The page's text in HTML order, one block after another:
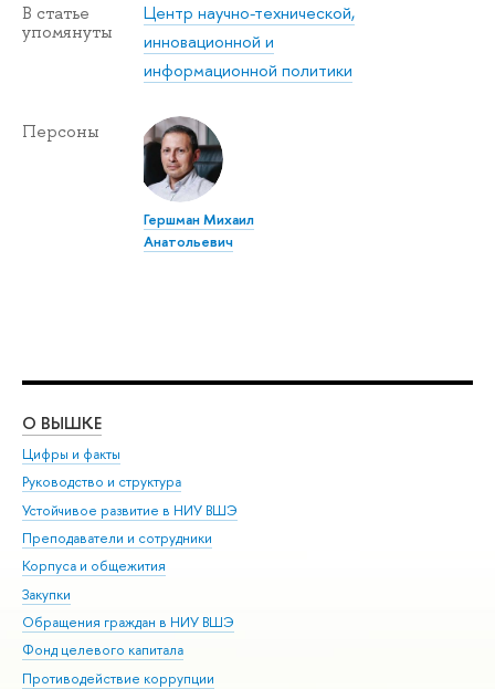
В статье
упомянуты
Центр научно-технической,
инновационной и
информационной политики
Персоны
Гершман Михаил
Анатольевич
О ВЫШКЕ
Цифры и факты
Руководство и структура
Устойчивое развитие в НИУ ВШЭ
Преподаватели и сотрудники
Корпуса и общежития
Закупки
Обращения граждан в НИУ ВШЭ
Фонд целевого капитала
Противодействие коррупции